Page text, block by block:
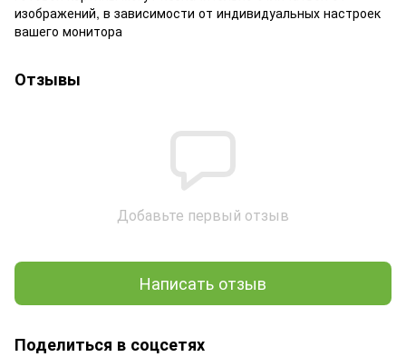
изображений, в зависимости от индивидуальных настроек
вашего монитора
Отзывы
Добавьте первый отзыв
Написать отзыв
Поделиться в соцсетях